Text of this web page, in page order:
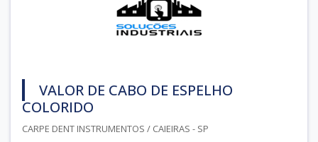
VALOR DE CABO DE ESPELHO
COLORIDO
CARPE DENT INSTRUMENTOS / CAIEIRAS - SP